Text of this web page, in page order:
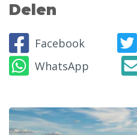
Delen
Facebook
WhatsApp